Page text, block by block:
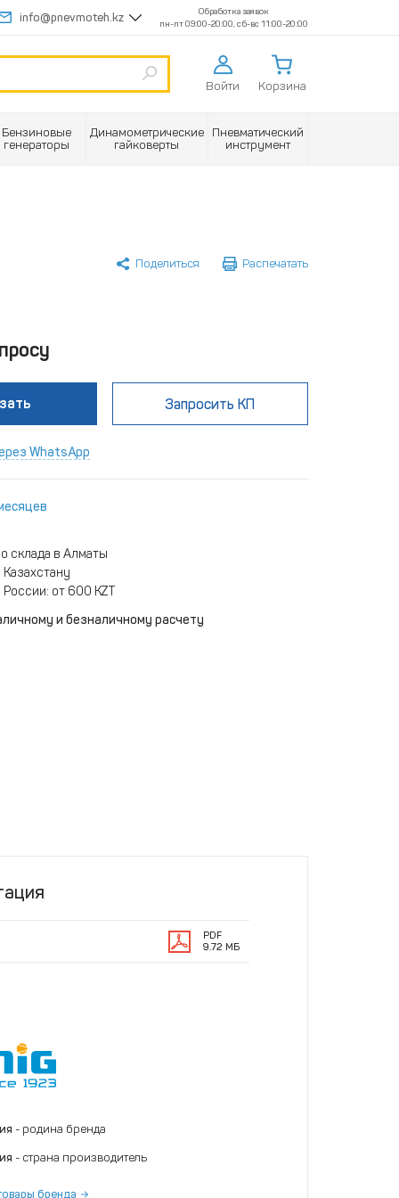
info@pnevmoteh.kz
Обработка заявок
пн-пт 09:00-20:00, сб-вс 11:00-20:00
Войти Корзина
Бензиновые
генераторы
Динамометрические
гайковерты
Пневматический
инструмент
Поделиться Распечатать
Запросить КП
WhatsApp
склада в Алматы
Казахстану
России: от 600 KZT
и безналичному расчету
PDF
9.72 МБ
- родина бренда
- страна производитель
бренда